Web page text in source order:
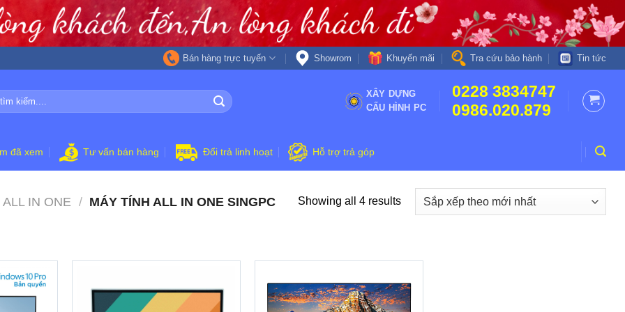
Bán hàng trực tuyến Showrom Khuyến mãi Tra cứu bảo hành Tin tức
XÂY DỰNG
CẤU HÌNH PC
0228 3834747
0986.020.879
đã xem Tư vấn bán hàng Đổi trả linh hoạt Hỗ trợ trả góp
IN ONE / MÁY TÍNH ALL IN ONE SINGPC Showing all 4 results